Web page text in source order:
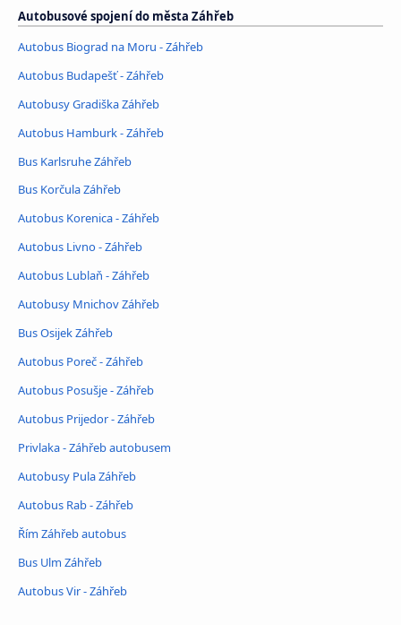
Autobusové spojení do města Záhřeb
Autobus Biograd na Moru - Záhřeb
Autobus Budapešť - Záhřeb
Autobusy Gradiška Záhřeb
Autobus Hamburk - Záhřeb
Bus Karlsruhe Záhřeb
Bus Korčula Záhřeb
Autobus Korenica - Záhřeb
Autobus Livno - Záhřeb
Autobus Lublaň - Záhřeb
Autobusy Mnichov Záhřeb
Bus Osijek Záhřeb
Autobus Poreč - Záhřeb
Autobus Posušje - Záhřeb
Autobus Prijedor - Záhřeb
Privlaka - Záhřeb autobusem
Autobusy Pula Záhřeb
Autobus Rab - Záhřeb
Řím Záhřeb autobus
Bus Ulm Záhřeb
Autobus Vir - Záhřeb